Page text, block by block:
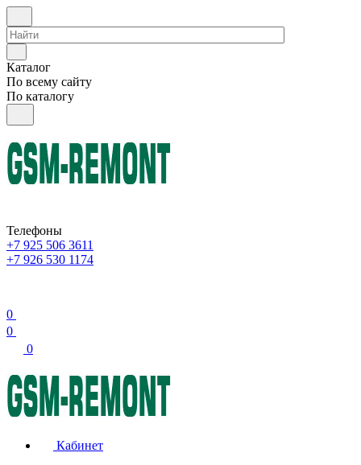
Каталог
По всему сайту
По каталогу
Телефоны
+7 925 506 3611
+7 926 530 1174
0
0
0
Кабинет